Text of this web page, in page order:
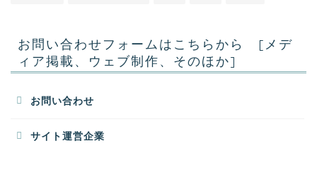
お問い合わせフォームはこちらから [メデ
ィア掲載、ウェブ制作、そのほか]
お問い合わせ
サイト運営企業